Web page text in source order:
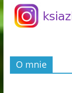
O mnie